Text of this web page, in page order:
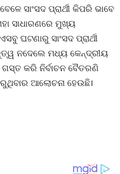
ସାଂସଦ ପ୍ରାର୍ଥୀ କିପରି ଭାବେ
ସାଧାରଣରେ ମୁଖ୍ୟ
ଘଟଣାରୁ ସାଂସଦ ପ୍ରାର୍ଥୀ
ନଦେଲେ ମଧ୍ୟ କେନ୍ଦ୍ରୀୟ
କରି ନିର୍ବାଚନ ବୈତରଣି
ଆଲୋଚନା ହେଉଛି।